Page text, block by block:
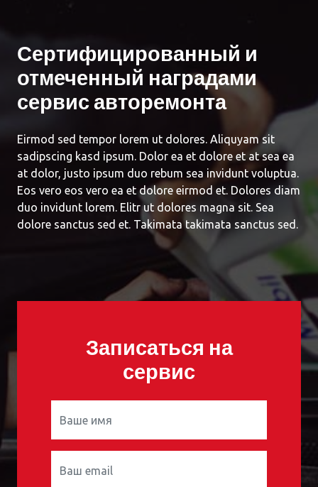
Сертифицированный и
отмеченный наградами
сервис авторемонта
Eirmod sed tempor lorem ut dolores. Aliquyam sit
sadipscing kasd ipsum. Dolor ea et dolore et at sea ea
at dolor, justo ipsum duo rebum sea invidunt voluptua.
Eos vero eos vero ea et dolore eirmod et. Dolores diam
duo invidunt lorem. Elitr ut dolores magna sit. Sea
dolore sanctus sed et. Takimata takimata sanctus sed.
Записаться на
сервис